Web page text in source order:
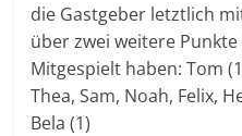
die Gastgeber letztlich
über zwei weitere
Mitgespielt haben: Tom
Thea, Sam, Noah, Felix,
Bela (1)